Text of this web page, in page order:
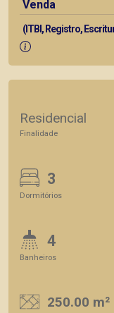
Venda
(ITBI, Registro,
Residencial
Finalidade
3
Dormitórios
4
Banheiros
250.00 m²